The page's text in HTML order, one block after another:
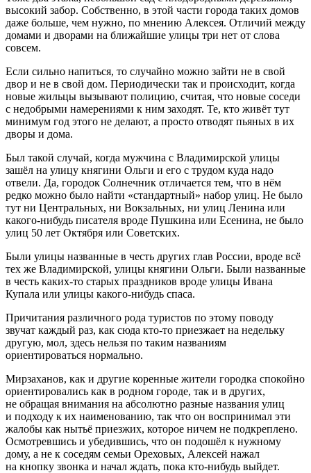
высокий забор. Собственно, в этой части города таких домов
даже больше, чем нужно, по мнению Алексея. Отличий между
домами и дворами на ближайшие улицы три нет от слова
совсем.
Если сильно напиться, то случайно можно зайти не в свой
двор и не в свой дом. Периодически так и происходит, когда
новые жильцы вызывают полицию, считая, что новые соседи
с недобрыми намерениями к ним заходят. Те, кто живёт тут
минимум год этого не делают, а просто отводят пьяных в их
дворы и дома.
Был такой случай, когда мужчина с Владимирской улицы
зашёл на улицу княгини Ольги и его с трудом куда надо
отвели. Да, городок Солнечник отличается тем, что в нём
редко можно было найти «стандартный» набор улиц. Не было
тут ни Центральных, ни Вокзальных, ни улиц Ленина или
какого-нибудь писателя вроде Пушкина или Есенина, не было
улиц 50 лет Октября или Советских.
Были улицы названные в честь других глав России, вроде всё
тех же Владимирской, улицы княгини Ольги. Были названные
в честь каких-то старых праздников вроде улицы Ивана
Купала или улицы какого-нибудь спаса.
Причитания различного рода туристов по этому поводу
звучат каждый раз, как сюда кто-то приезжает на недельку
другую, мол, здесь нельзя по таким названиям
ориентироваться нормально.
Мирзаханов, как и другие коренные жители городка спокойно
ориентировались как в родном городе, так и в других,
не обращая внимания на абсолютно разные названия улиц
и подходу к их наименованию, так что он воспринимал эти
жалобы как нытьё приезжих, которое ничем не подкреплено.
Осмотревшись и убедившись, что он подошёл к нужному
дому, а не к соседям семьи Ореховых, Алексей нажал
на кнопку звонка и начал ждать, пока кто-нибудь выйдет.